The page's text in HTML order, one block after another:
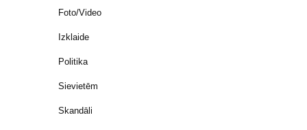
Foto/Video
Izklaide
Politika
Sievietēm
Skandāli